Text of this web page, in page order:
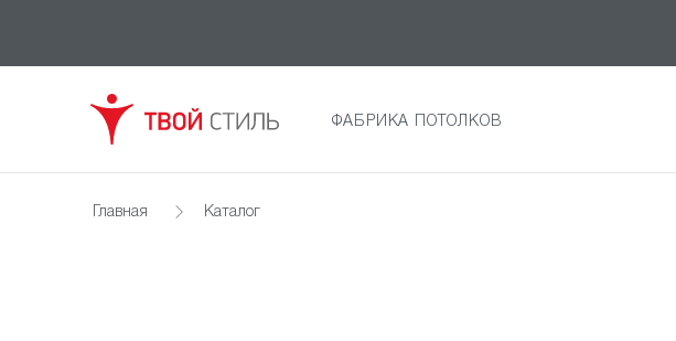
ФАБРИКА ПОТОЛКОВ
Главная Каталог